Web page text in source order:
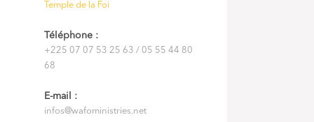
Temple de la Foi
Téléphone :
+225 07 07 53 25 63 / 05 55 44 80
68
E-mail :
infos@wafoministries.net